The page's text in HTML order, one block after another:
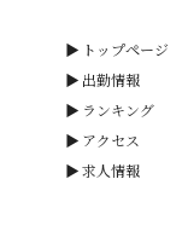
トップページ
出勤情報
ランキング
アクセス
求人情報